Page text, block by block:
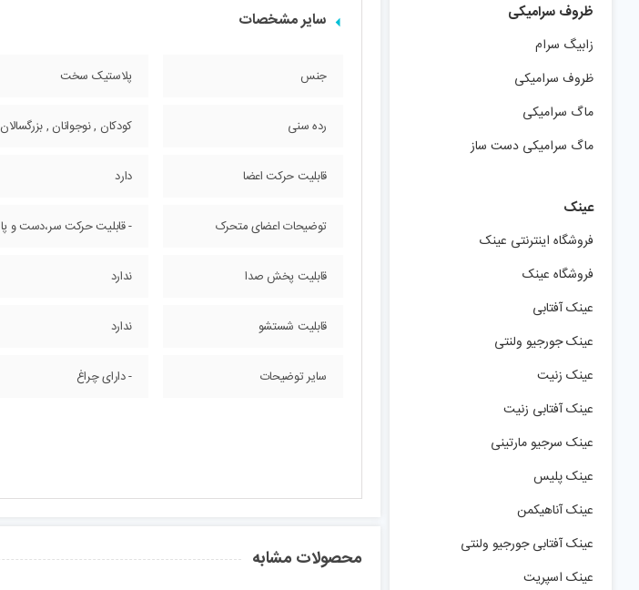
سایر مشخصات
جنس پلاستیک سخت
رده سنی کودکان , نوجوانان , بزرگسالان
قابلیت حرکت اعضا دارد
توضیحات اعضای متحرک - قابلیت حرکت سر،دست و پا
قابلیت پخش صدا ندارد
قابلیت شستشو ندارد
سایر توضیحات - دارای چراغ
محصولات مشابه
ظروف سرامیکی
زابیگ سرام
ظروف سرامیکی
ماگ سرامیکی
ماگ سرامیکی دست ساز
عینک
فروشگاه اینترنتی عینک
فروشگاه عینک
عینک آفتابی
عینک جورجیو ولنتی
عینک زنیت
عینک آفتابی زنیت
عینک سرجیو مارتینی
عینک پلیس
عینک آناهیکمن
عینک آفتابی جورجیو ولنتی
عینک اسپریت